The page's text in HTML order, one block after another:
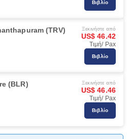
Βιβλίο
(TRV) Ξεκινήστε από
US$ 46.42
Τιμή/ Pax
Βιβλίο
(BLR) Ξεκινήστε από
US$ 46.46
Τιμή/ Pax
Βιβλίο